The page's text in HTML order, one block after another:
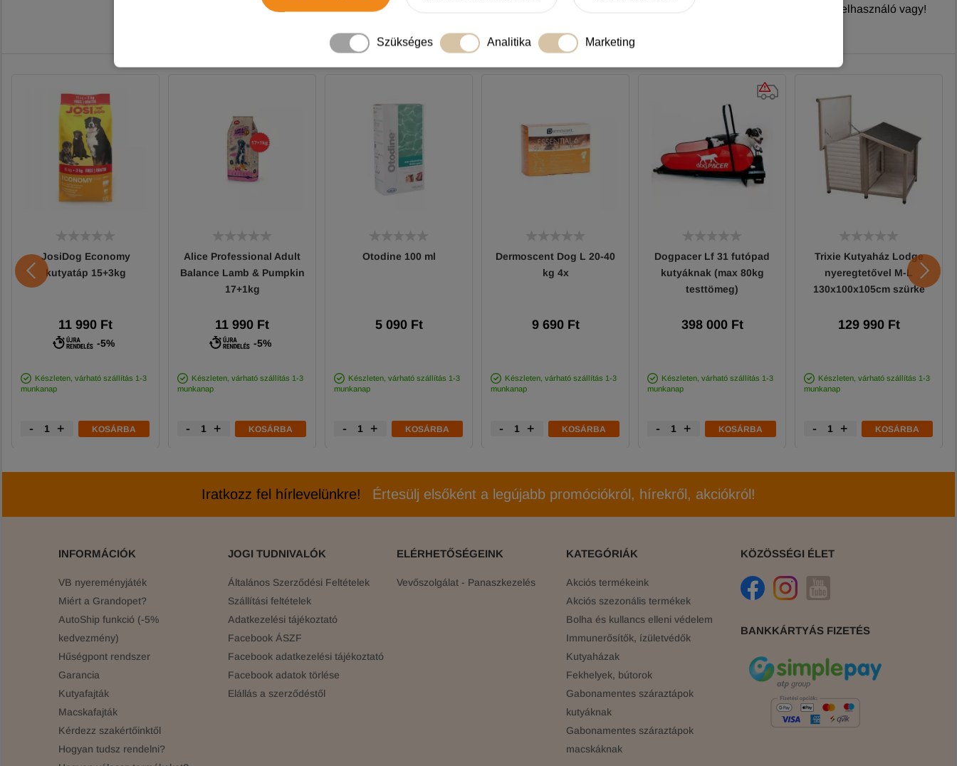
Szükséges Analitika Marketing
felhasználó vagy!
NEKED AJÁNLJUK
JosiDog Economy
kutyatáp 15+3kg
11 990 Ft
-5%
Készleten, várható szállítás 1-3
munkanap
- + KOSÁRBA
Alice Professional Adult
Balance Lamb & Pumpkin
17+1kg
11 990 Ft
-5%
Készleten, várható szállítás 1-3
munkanap
- + KOSÁRBA
Otodine 100 ml
5 090 Ft
Készleten, várható szállítás 1-3
munkanap
- + KOSÁRBA
Dermoscent Dog L 20-40
kg 4x
9 690 Ft
Készleten, várható szállítás 1-3
munkanap
- + KOSÁRBA
Dogpacer Lf 31 futópad
kutyáknak (max 80kg
testtömeg)
398 000 Ft
Készleten, várható szállítás 1-3
munkanap
- + KOSÁRBA
Trixie Kutyaház Lodge
nyeregtetővel M-L
130x100x105cm szürke
129 990 Ft
Készleten, várható szállítás 1-3
munkanap
- + KOSÁRBA
Iratkozz fel hírlevelünkre! Értesülj elsőként a legújabb promóciókról, hírekről, akciókról!
INFORMÁCIÓK
VB nyereményjáték
Miért a Grandopet?
AutoShip funkció (-5%
kedvezmény)
Hűségpont rendszer
Garancia
Kutyafajták
Macskafajták
Kérdezz szakértőinktől
Hogyan tudsz rendelni?
JOGI TUDNIVALÓK
Általános Szerződési Feltételek
Szállítási feltételek
Adatkezelési tájékoztató
Facebook ÁSZF
Facebook adatkezelési tájékoztató
Facebook adatok törlése
Elállás a szerződéstől
ELÉRHETŐSÉGEINK
Vevőszolgálat - Panaszkezelés
KATEGÓRIÁK
Akciós termékeink
Akciós szezonális termékek
Bolha és kullancs elleni védelem
Immunerősítők, ízületvédők
Kutyaházak
Fekhelyek, bútorok
Gabonamentes száraztápok
kutyáknak
Gabonamentes száraztápok
macskáknak
KÖZÖSSÉGI ÉLET
BANKKÁRTYÁS FIZETÉS